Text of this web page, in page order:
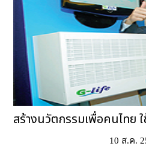
สร้างนวัตกรรมเพื่อคนไท
10 ส.ค.